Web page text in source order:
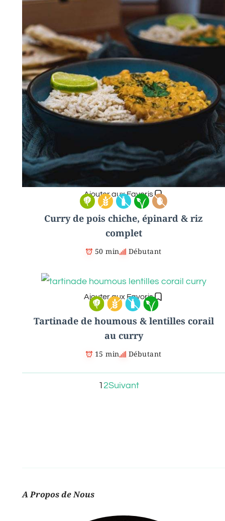
Ajouter aux Favoris
Curry de pois chiche, épinard & riz
complet
50 min Débutant
Ajouter aux Favoris
Tartinade de houmous & lentilles corail
au curry
15 min Débutant
1 2Suivant
A Propos de Nous